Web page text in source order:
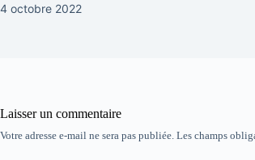
4 octobre 2022
Laisser un commentaire
Votre adresse e-mail ne sera pas publiée. Les champs